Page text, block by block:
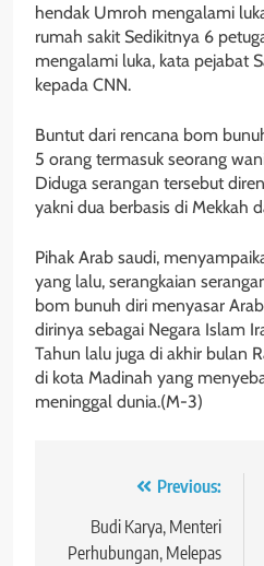
hendak Umroh mengalami
rumah sakit Sedikitnya 6
mengalami luka, kata pejabat
kepada CNN.
Buntut dari rencana bom
5 orang termasuk seorang
Diduga serangan tersebut
yakni dua berbasis di Mekkah
Pihak Arab saudi,
yang lalu, serangkaian
bom bunuh diri menyasar
dirinya sebagai Negara Islam
Tahun lalu juga di akhir bulan
di kota Madinah yang
meninggal dunia.(M-3)
Navigasi
pos
Previous:
Budi Karya, Menteri
Perhubungan, Melepas